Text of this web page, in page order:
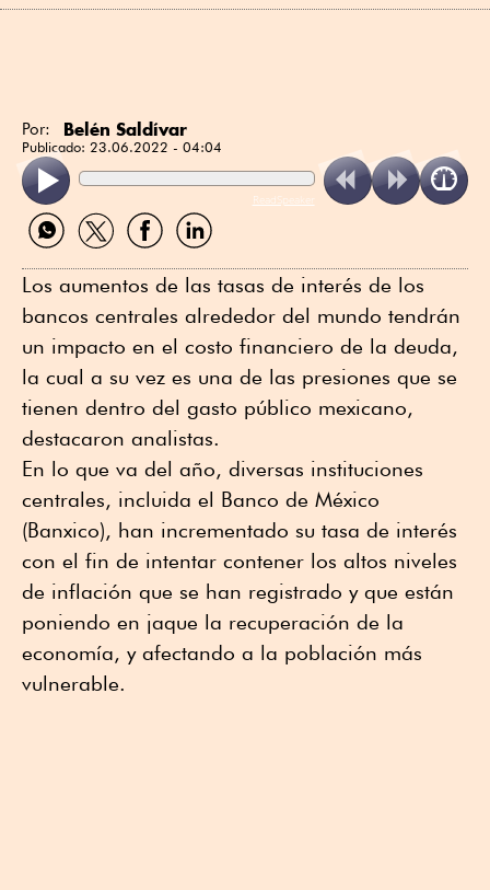
Por: Belén Saldívar
Publicado: 23.06.2022 - 04:04
ReadSpeaker
Compartir
por
Compartir
por
Compartir
por
Compartir
por
Los aumentos de las tasas de interés de los
bancos centrales alrededor del mundo tendrán
un impacto en el costo financiero de la deuda,
la cual a su vez es una de las presiones que se
tienen dentro del gasto público mexicano,
destacaron analistas.
En lo que va del año, diversas instituciones
centrales, incluida el Banco de México
(Banxico), han incrementado su tasa de interés
con el fin de intentar contener los altos niveles
de inflación que se han registrado y que están
poniendo en jaque la recuperación de la
economía, y afectando a la población más
vulnerable.